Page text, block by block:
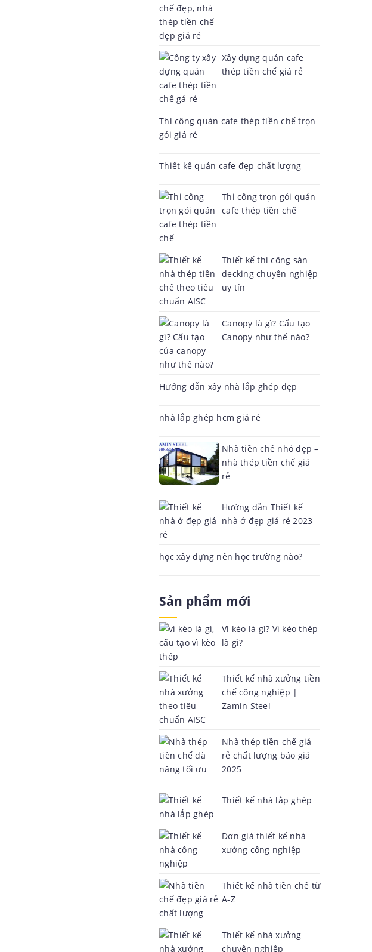
Xây dựng quán cafe
thép tiền chế giá rẻ
Thi công quán cafe thép tiền chế trọn
gói giá rẻ
Thiết kế quán cafe đẹp chất lượng
Thi công trọn gói quán
cafe thép tiền chế
Thiết kế thi công sàn
decking chuyên nghiệp
uy tín
Canopy là gì? Cấu tạo
Canopy như thế nào?
Hướng dẫn xây nhà lắp ghép đẹp
nhà lắp ghép hcm giá rẻ
Nhà tiền chế nhỏ đẹp –
nhà thép tiền chế giá
rẻ
Hướng dẫn Thiết kế
nhà ở đẹp giá rẻ 2023
học xây dựng nên học trường nào?
Sản phẩm mới
Vì kèo là gì? Vì kèo thép
là gì?
Thiết kế nhà xưởng tiền
chế công nghiệp |
Zamin Steel
Nhà thép tiền chế giá
rẻ chất lượng báo giá
2025
Thiết kế nhà lắp ghép
Đơn giá thiết kế nhà
xưởng công nghiệp
Thiết kế nhà tiền chế từ
A-Z
Thiết kế nhà xưởng
chuyên nghiệp